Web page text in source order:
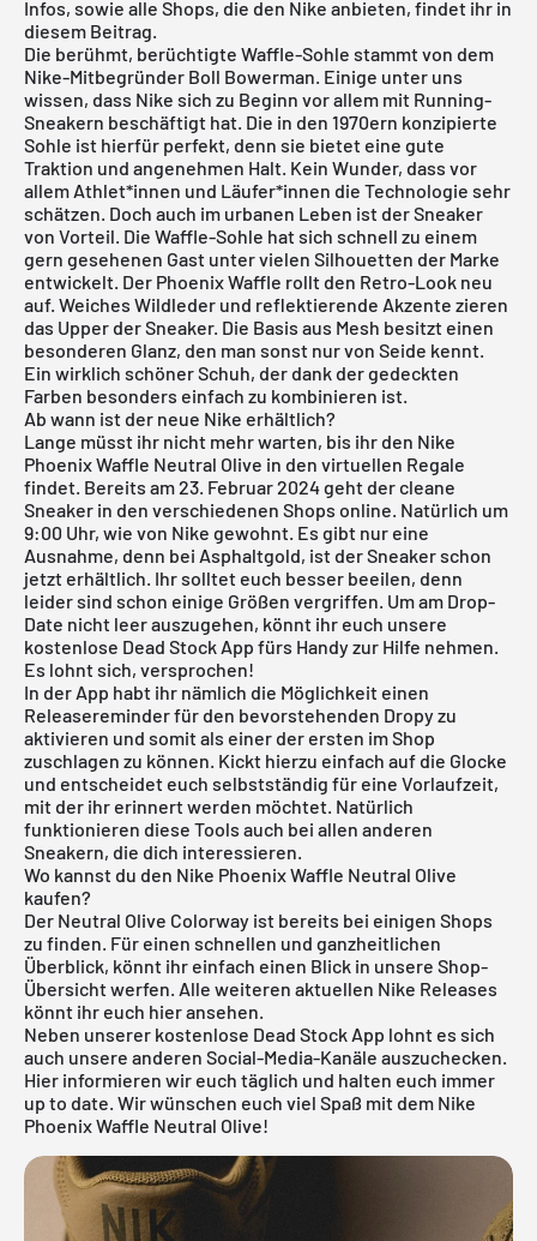
Infos, sowie alle Shops, die den Nike anbieten, findet ihr in
diesem Beitrag.
Die berühmt, berüchtigte Waffle-Sohle stammt von dem
Nike-Mitbegründer Boll Bowerman. Einige unter uns
wissen, dass Nike sich zu Beginn vor allem mit Running-
Sneakern beschäftigt hat. Die in den 1970ern konzipierte
Sohle ist hierfür perfekt, denn sie bietet eine gute
Traktion und angenehmen Halt. Kein Wunder, dass vor
allem Athlet*innen und Läufer*innen die Technologie sehr
schätzen. Doch auch im urbanen Leben ist der Sneaker
von Vorteil. Die Waffle-Sohle hat sich schnell zu einem
gern gesehenen Gast unter vielen Silhouetten der Marke
entwickelt. Der Phoenix Waffle rollt den Retro-Look neu
auf. Weiches Wildleder und reflektierende Akzente zieren
das Upper der Sneaker. Die Basis aus Mesh besitzt einen
besonderen Glanz, den man sonst nur von Seide kennt.
Ein wirklich schöner Schuh, der dank der gedeckten
Farben besonders einfach zu kombinieren ist.
Ab wann ist der neue Nike erhältlich?
Lange müsst ihr nicht mehr warten, bis ihr den Nike
Phoenix Waffle Neutral Olive in den virtuellen Regale
findet. Bereits am 23. Februar 2024 geht der cleane
Sneaker in den verschiedenen Shops online. Natürlich um
9:00 Uhr, wie von Nike gewohnt. Es gibt nur eine
Ausnahme, denn bei Asphaltgold, ist der Sneaker schon
jetzt erhältlich. Ihr solltet euch besser beeilen, denn
leider sind schon einige Größen vergriffen. Um am Drop-
Date nicht leer auszugehen, könnt ihr euch unsere
kostenlose Dead Stock App fürs Handy zur Hilfe nehmen.
Es lohnt sich, versprochen!
In der App habt ihr nämlich die Möglichkeit einen
Releasereminder für den bevorstehenden Dropy zu
aktivieren und somit als einer der ersten im Shop
zuschlagen zu können. Kickt hierzu einfach auf die Glocke
und entscheidet euch selbstständig für eine Vorlaufzeit,
mit der ihr erinnert werden möchtet. Natürlich
funktionieren diese Tools auch bei allen anderen
Sneakern, die dich interessieren.
Wo kannst du den Nike Phoenix Waffle Neutral Olive
kaufen?
Der Neutral Olive Colorway ist bereits bei einigen Shops
zu finden. Für einen schnellen und ganzheitlichen
Überblick, könnt ihr einfach einen Blick in unsere Shop-
Übersicht werfen. Alle weiteren aktuellen Nike Releases
könnt ihr euch hieransehen.
Neben unserer kostenlose Dead Stock App lohnt es sich
auch unsere anderen Social-Media-Kanäle auszuchecken.
Hier informieren wir euch täglich und halten euch immer
up to date. Wir wünschen euch viel Spaß mit dem Nike
Phoenix Waffle Neutral Olive!